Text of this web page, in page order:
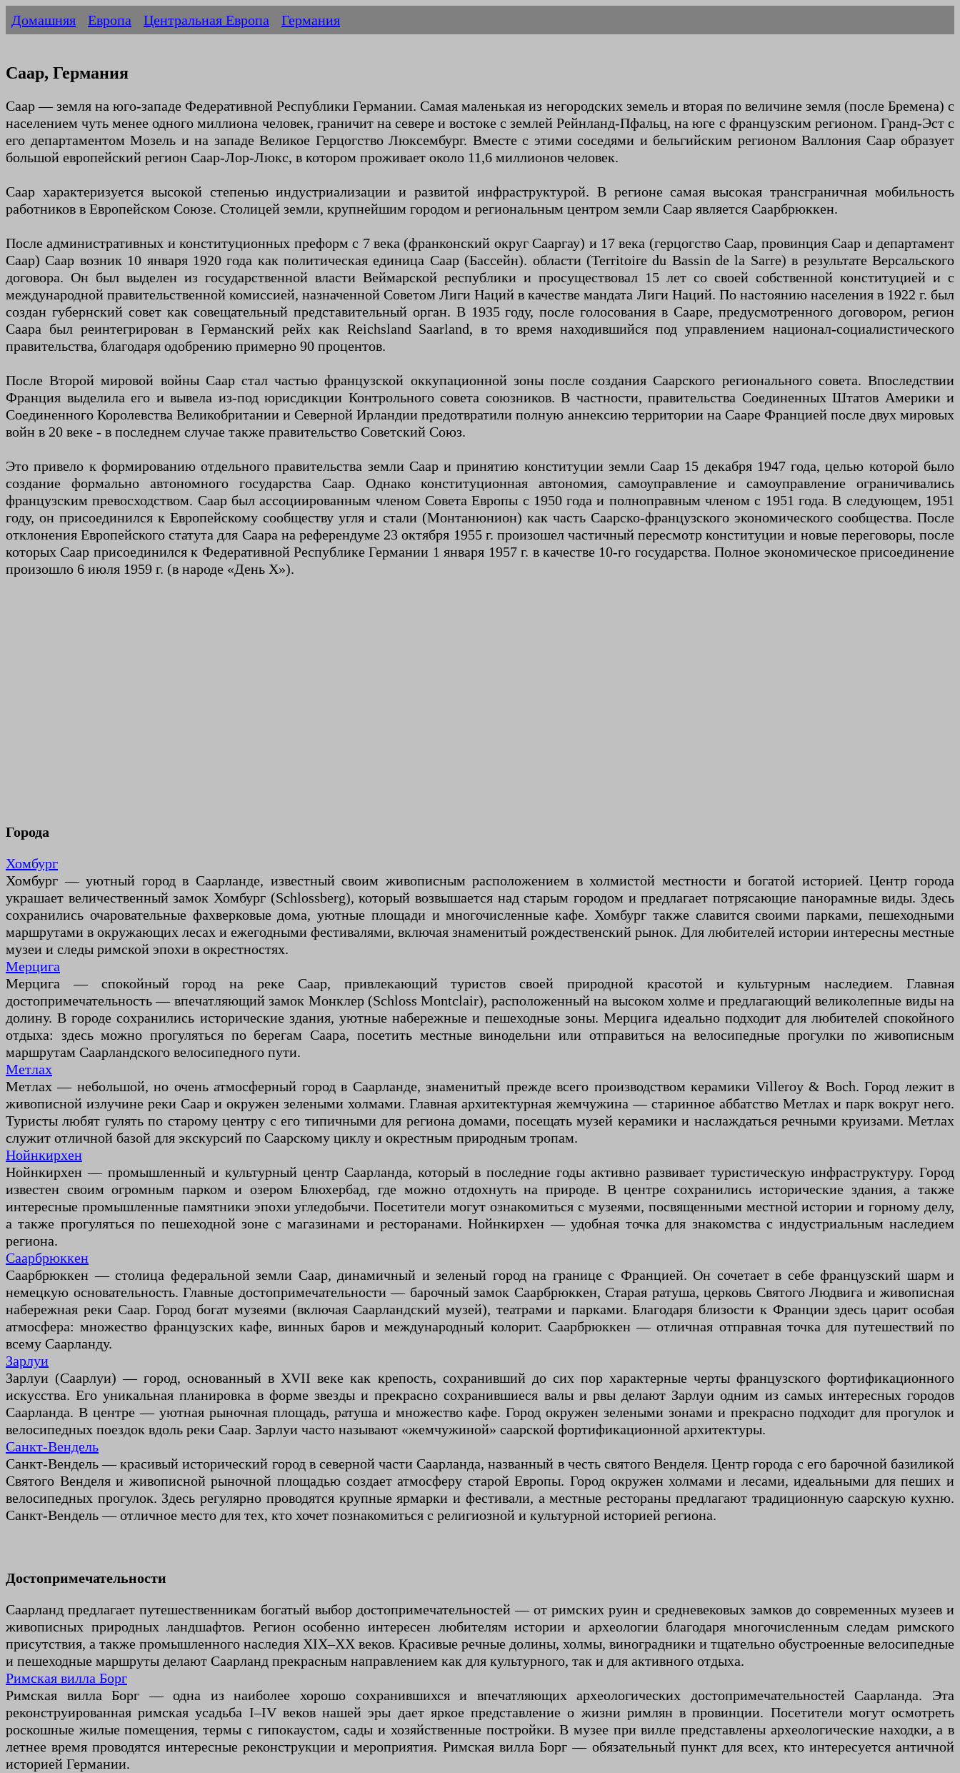
Домашняя Европа Центральная Европа Германия
Саар, Германия
Саар — земля на юго-западе Федеративной Республики Германии. Самая маленькая из негородских земель и вторая по величине земля (после Бремена) с
населением чуть менее одного миллиона человек, граничит на севере и востоке с землей Рейнланд-Пфальц, на юге с французским регионом. Гранд-Эст с
его департаментом Мозель и на западе Великое Герцогство Люксембург. Вместе с этими соседями и бельгийским регионом Валлония Саар образует
большой европейский регион Саар-Лор-Люкс, в котором проживает около 11,6 миллионов человек.
Саар характеризуется высокой степенью индустриализации и развитой инфраструктурой. В регионе самая высокая трансграничная мобильность
работников в Европейском Союзе. Столицей земли, крупнейшим городом и региональным центром земли Саар является Саарбрюккен.
После административных и конституционных преформ с 7 века (франконский округ Сааргау) и 17 века (герцогство Саар, провинция Саар и департамент
Саар) Саар возник 10 января 1920 года как политическая единица Саар (Бассейн). области (Territoire du Bassin de la Sarre) в результате Версальского
договора. Он был выделен из государственной власти Веймарской республики и просуществовал 15 лет со своей собственной конституцией и с
международной правительственной комиссией, назначенной Советом Лиги Наций в качестве мандата Лиги Наций. По настоянию населения в 1922 г. был
создан губернский совет как совещательный представительный орган. В 1935 году, после голосования в Сааре, предусмотренного договором, регион
Саара был реинтегрирован в Германский рейх как Reichsland Saarland, в то время находившийся под управлением национал-социалистического
правительства, благодаря одобрению примерно 90 процентов.
После Второй мировой войны Саар стал частью французской оккупационной зоны после создания Саарского регионального совета. Впоследствии
Франция выделила его и вывела из-под юрисдикции Контрольного совета союзников. В частности, правительства Соединенных Штатов Америки и
Соединенного Королевства Великобритании и Северной Ирландии предотвратили полную аннексию территории на Сааре Францией после двух мировых
войн в 20 веке - в последнем случае также правительство Советский Союз.
Это привело к формированию отдельного правительства земли Саар и принятию конституции земли Саар 15 декабря 1947 года, целью которой было
создание формально автономного государства Саар. Однако конституционная автономия, самоуправление и самоуправление ограничивались
французским превосходством. Саар был ассоциированным членом Совета Европы с 1950 года и полноправным членом с 1951 года. В следующем, 1951
году, он присоединился к Европейскому сообществу угля и стали (Монтанюнион) как часть Саарско-французского экономического сообщества. После
отклонения Европейского статута для Саара на референдуме 23 октября 1955 г. произошел частичный пересмотр конституции и новые переговоры, после
которых Саар присоединился к Федеративной Республике Германии 1 января 1957 г. в качестве 10-го государства. Полное экономическое присоединение
произошло 6 июля 1959 г. (в народе «День Х»).
Города
Хомбург
Хомбург — уютный город в Саарланде, известный своим живописным расположением в холмистой местности и богатой историей. Центр города
украшает величественный замок Хомбург (Schlossberg), который возвышается над старым городом и предлагает потрясающие панорамные виды. Здесь
сохранились очаровательные фахверковые дома, уютные площади и многочисленные кафе. Хомбург также славится своими парками, пешеходными
маршрутами в окружающих лесах и ежегодными фестивалями, включая знаменитый рождественский рынок. Для любителей истории интересны местные
музеи и следы римской эпохи в окрестностях.
Мерцига
Мерцига — спокойный город на реке Саар, привлекающий туристов своей природной красотой и культурным наследием. Главная
достопримечательность — впечатляющий замок Монклер (Schloss Montclair), расположенный на высоком холме и предлагающий великолепные виды на
долину. В городе сохранились исторические здания, уютные набережные и пешеходные зоны. Мерцига идеально подходит для любителей спокойного
отдыха: здесь можно прогуляться по берегам Саара, посетить местные винодельни или отправиться на велосипедные прогулки по живописным
маршрутам Саарландского велосипедного пути.
Метлах
Метлах — небольшой, но очень атмосферный город в Саарланде, знаменитый прежде всего производством керамики Villeroy & Boch. Город лежит в
живописной излучине реки Саар и окружен зелеными холмами. Главная архитектурная жемчужина — старинное аббатство Метлах и парк вокруг него.
Туристы любят гулять по старому центру с его типичными для региона домами, посещать музей керамики и наслаждаться речными круизами. Метлах
служит отличной базой для экскурсий по Саарскому циклу и окрестным природным тропам.
Нойнкирхен
Нойнкирхен — промышленный и культурный центр Саарланда, который в последние годы активно развивает туристическую инфраструктуру. Город
известен своим огромным парком и озером Блюхербад, где можно отдохнуть на природе. В центре сохранились исторические здания, а также
интересные промышленные памятники эпохи угледобычи. Посетители могут ознакомиться с музеями, посвященными местной истории и горному делу,
а также прогуляться по пешеходной зоне с магазинами и ресторанами. Нойнкирхен — удобная точка для знакомства с индустриальным наследием
региона.
Саарбрюккен
Саарбрюккен — столица федеральной земли Саар, динамичный и зеленый город на границе с Францией. Он сочетает в себе французский шарм и
немецкую основательность. Главные достопримечательности — барочный замок Саарбрюккен, Старая ратуша, церковь Святого Людвига и живописная
набережная реки Саар. Город богат музеями (включая Саарландский музей), театрами и парками. Благодаря близости к Франции здесь царит особая
атмосфера: множество французских кафе, винных баров и международный колорит. Саарбрюккен — отличная отправная точка для путешествий по
всему Саарланду.
Зарлуи
Зарлуи (Саарлуи) — город, основанный в XVII веке как крепость, сохранивший до сих пор характерные черты французского фортификационного
искусства. Его уникальная планировка в форме звезды и прекрасно сохранившиеся валы и рвы делают Зарлуи одним из самых интересных городов
Саарланда. В центре — уютная рыночная площадь, ратуша и множество кафе. Город окружен зелеными зонами и прекрасно подходит для прогулок и
велосипедных поездок вдоль реки Саар. Зарлуи часто называют «жемчужиной» саарской фортификационной архитектуры.
Санкт-Вендель
Санкт-Вендель — красивый исторический город в северной части Саарланда, названный в честь святого Венделя. Центр города с его барочной базиликой
Святого Венделя и живописной рыночной площадью создает атмосферу старой Европы. Город окружен холмами и лесами, идеальными для пеших и
велосипедных прогулок. Здесь регулярно проводятся крупные ярмарки и фестивали, а местные рестораны предлагают традиционную саарскую кухню.
Санкт-Вендель — отличное место для тех, кто хочет познакомиться с религиозной и культурной историей региона.
Достопримечательности
Саарланд предлагает путешественникам богатый выбор достопримечательностей — от римских руин и средневековых замков до современных музеев и
живописных природных ландшафтов. Регион особенно интересен любителям истории и археологии благодаря многочисленным следам римского
присутствия, а также промышленного наследия XIX–XX веков. Красивые речные долины, холмы, виноградники и тщательно обустроенные велосипедные
и пешеходные маршруты делают Саарланд прекрасным направлением как для культурного, так и для активного отдыха.
Римская вилла Борг
Римская вилла Борг — одна из наиболее хорошо сохранившихся и впечатляющих археологических достопримечательностей Саарланда. Эта
реконструированная римская усадьба I–IV веков нашей эры дает яркое представление о жизни римлян в провинции. Посетители могут осмотреть
роскошные жилые помещения, термы с гипокаустом, сады и хозяйственные постройки. В музее при вилле представлены археологические находки, а в
летнее время проводятся интересные реконструкции и мероприятия. Римская вилла Борг — обязательный пункт для всех, кто интересуется античной
историей Германии.